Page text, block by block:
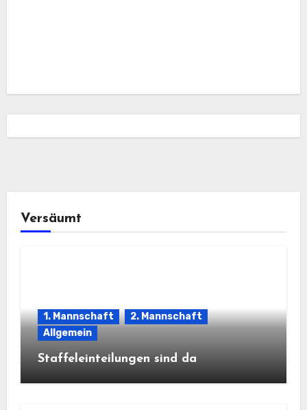
Versäumt
1. Mannschaft
2. Mannschaft
Allgemein
Staffeleinteilungen sind da